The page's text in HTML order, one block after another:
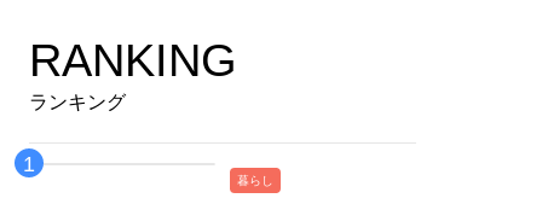
RANKING
ランキング
暮らし